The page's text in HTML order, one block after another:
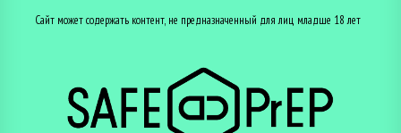
Сайт может содержать контент, не предназначенный для лиц младше 18 лет